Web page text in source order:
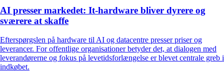
AI presser markedet: It-hardware bliver dyrere og
sværere at skaffe
Efterspørgslen på hardware til AI og datacentre presser priser og
leverancer. For offentlige organisationer betyder det, at dialogen med
leverandørerne og fokus på levetidsforlængelse er blevet centrale greb i
indkøbet.